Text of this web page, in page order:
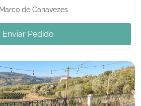
Marco de Canavezes
Enviar Pedido